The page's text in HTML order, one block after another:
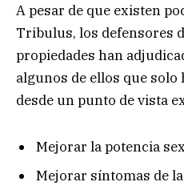
A pesar de que existen
Tribulus, los defensores
propiedades han
algunos de ellos que
desde un punto de vista
Mejorar la potencia
Mejorar síntomas de